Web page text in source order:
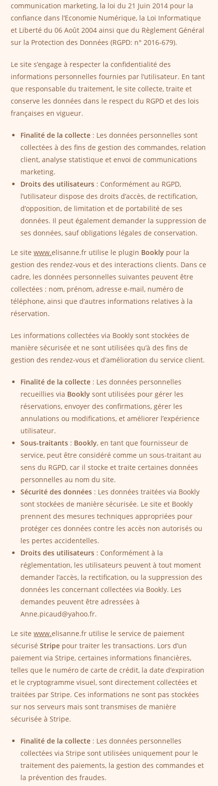
communication marketing, la loi du 21 Juin 2014 pour la
confiance dans l’Economie Numérique, la Loi Informatique
et Liberté du 06 Août 2004 ainsi que du Règlement Général
sur la Protection des Données (RGPD: n° 2016-679).
Le site s’engage à respecter la confidentialité des
informations personnelles fournies par l’utilisateur. En tant
que responsable du traitement, le site collecte, traite et
conserve les données dans le respect du RGPD et des lois
françaises en vigueur.
Finalité de la collecte : Les données personnelles sont
collectées à des fins de gestion des commandes, relation
client, analyse statistique et envoi de communications
marketing.
Droits des utilisateurs : Conformément au RGPD,
l’utilisateur dispose des droits d’accès, de rectification,
d’opposition, de limitation et de portabilité de ses
données. Il peut également demander la suppression de
ses données, sauf obligations légales de conservation.
Le sitewww.elisanne.fr utilise le plugin Bookly pour la
gestion des rendez-vous et des interactions clients. Dans ce
cadre, les données personnelles suivantes peuvent être
collectées : nom, prénom, adresse e-mail, numéro de
téléphone, ainsi que d’autres informations relatives à la
réservation.
Les informations collectées via Bookly sont stockées de
manière sécurisée et ne sont utilisées qu’à des fins de
gestion des rendez-vous et d’amélioration du service client.
Finalité de la collecte : Les données personnelles
recueillies via Bookly sont utilisées pour gérer les
réservations, envoyer des confirmations, gérer les
annulations ou modifications, et améliorer l’expérience
utilisateur.
Sous-traitants : Bookly, en tant que fournisseur de
service, peut être considéré comme un sous-traitant au
sens du RGPD, car il stocke et traite certaines données
personnelles au nom du site.
Sécurité des données : Les données traitées via Bookly
sont stockées de manière sécurisée. Le site et Bookly
prennent des mesures techniques appropriées pour
protéger ces données contre les accès non autorisés ou
les pertes accidentelles.
Droits des utilisateurs : Conformément à la
réglementation, les utilisateurs peuvent à tout moment
demander l’accès, la rectification, ou la suppression des
données les concernant collectées via Bookly. Les
demandes peuvent être adressées à
Anne.picaud@yahoo.fr.
Le sitewww.elisanne.fr utilise le service de paiement
sécuriséStripe pour traiter les transactions. Lors d’un
paiement via Stripe, certaines informations financières,
telles que le numéro de carte de crédit, la date d’expiration
et le cryptogramme visuel, sont directement collectées et
traitées par Stripe. Ces informations ne sont pas stockées
sur nos serveurs mais sont transmises de manière
sécurisée à Stripe.
Finalité de la collecte : Les données personnelles
collectées via Stripe sont utilisées uniquement pour le
traitement des paiements, la gestion des commandes et
la prévention des fraudes.